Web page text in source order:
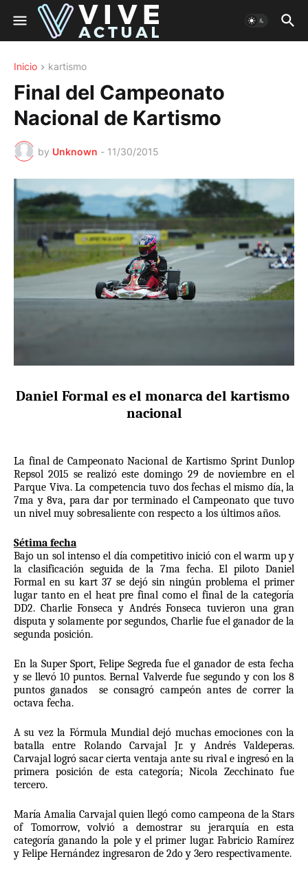
Inicio kartismo
Final del Campeonato
Nacional de Kartismo
by Unknown - 11/30/2015
Daniel Formal es el monarca del kartismo
nacional
La final de Campeonato Nacional de Kartismo Sprint Dunlop
Repsol 2015 se realizó este domingo 29 de noviembre en el
Parque Viva. La competencia tuvo dos fechas el mismo día, la
7ma y 8va, para dar por terminado el Campeonato que tuvo
un nivel muy sobresaliente con respecto a los últimos años.
Sétima fecha
Bajo un sol intenso el día competitivo inició con el warm up y
la clasificación seguida de la 7ma fecha. El piloto Daniel
Formal en su kart 37 se dejó sin ningún problema el primer
lugar tanto en el heat pre final como el final de la categoría
DD2. Charlie Fonseca y Andrés Fonseca tuvieron una gran
disputa y solamente por segundos, Charlie fue el ganador de la
segunda posición.
En la Super Sport, Felipe Segreda fue el ganador de esta fecha
y se llevó 10 puntos. Bernal Valverde fue segundo y con los 8
puntos ganados  se consagró campeón antes de correr la
octava fecha.
A su vez la Fórmula Mundial dejó muchas emociones con la
batalla entre Rolando Carvajal Jr. y Andrés Valdeperas.
Carvajal logró sacar cierta ventaja ante su rival e ingresó en la
primera posición de esta categoría; Nicola Zecchinato fue
tercero.
María Amalia Carvajal quien llegó como campeona de la Stars
of Tomorrow, volvió a demostrar su jerarquía en esta
categoría ganando la pole y el primer lugar. Fabricio Ramírez
y Felipe Hernández ingresaron de 2do y 3ero respectivamente.